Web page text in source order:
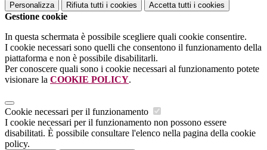
Personalizza Rifiuta tutti i cookies Accetta tutti i cookies
Gestione cookie
In questa schermata è possibile scegliere quali cookie consentire.
I cookie necessari sono quelli che consentono il funzionamento della
piattaforma e non è possibile disabilitarli.
Per conoscere quali sono i cookie necessari al funzionamento potete
visionare la COOKIE POLICY.
Cookie necessari per il funzionamento
I cookie necessari per il funzionamento non possono essere
disabilitati. È possibile consultare l'elenco nella pagina della cookie
policy.